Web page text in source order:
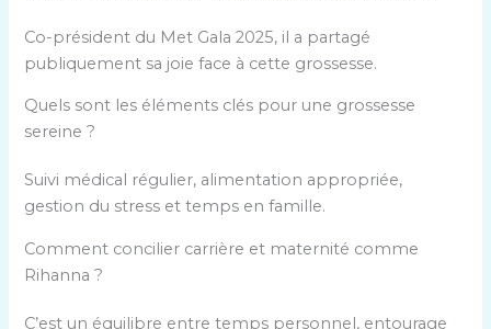
Co-président du Met Gala 2025, il a partagé
publiquement sa joie face à cette grossesse.
Quels sont les éléments clés pour une grossesse
sereine ?
Suivi médical régulier, alimentation appropriée,
gestion du stress et temps en famille.
Comment concilier carrière et maternité comme
Rihanna ?
C’est un équilibre entre temps personnel, entourage